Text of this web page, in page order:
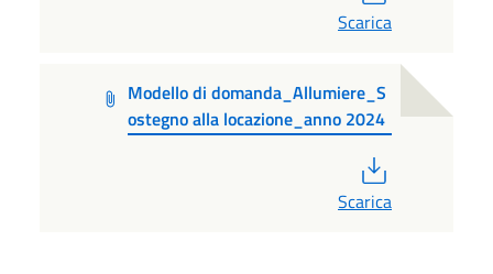
Scarica
Modello di domanda_Allumiere_S
ostegno alla locazione_anno 2024
Scarica